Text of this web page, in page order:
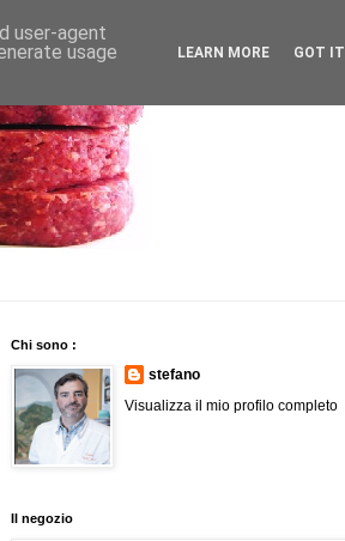
Chi sono :
stefano
Visualizza il mio profilo completo
Il negozio
user-agent
usage
LEARN MORE GOT IT